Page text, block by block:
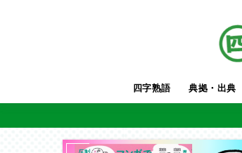
四字熟語 典拠・出典